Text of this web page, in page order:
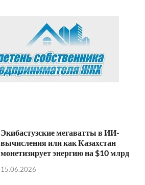
Экибастузские мегаватты в ИИ-
вычисления или как Казахстан
монетизирует энергию на $10 млрд
15.06.2026